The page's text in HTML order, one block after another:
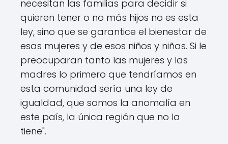
necesitan las familias para decidir si
quieren tener o no más hijos no es esta
ley, sino que se garantice el bienestar de
esas mujeres y de esos niños y niñas. Si le
preocuparan tanto las mujeres y las
madres lo primero que tendríamos en
esta comunidad sería una ley de
igualdad, que somos la anomalía en
este país, la única región que no la
tiene".